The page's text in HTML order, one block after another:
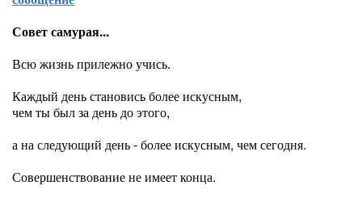
Совет самурая...
Всю жизнь прилежно учись.
Каждый день становись более искусным,
чем ты был за день до этого,
а на следующий день - более искусным, чем сегодня.
Совершенствование не имеет конца.